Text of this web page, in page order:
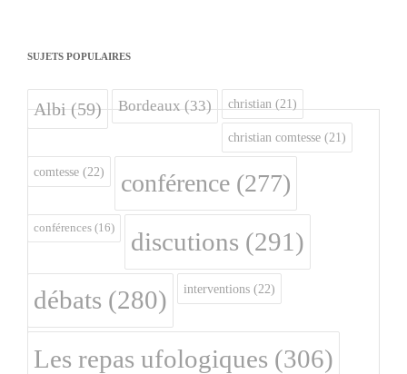
SUJETS POPULAIRES
Albi(59) Bordeaux(33) christian (21)
christian comtesse (21)
comtesse (22) conférence (277)
conférences (16) discutions (291)
débats (280) interventions (22)
Les repas ufologiques (306)